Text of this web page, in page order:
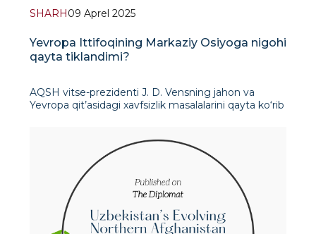
SHARH 09 Aprel 2025
Yevropa Ittifoqining Markaziy Osiyoga nigohi
qayta tiklandimi?
AQSH vitse-prezidenti J. D. Vensning jahon va
Yevropa qit’asidagi xavfsizlik masalalarini qayta ko‘rib